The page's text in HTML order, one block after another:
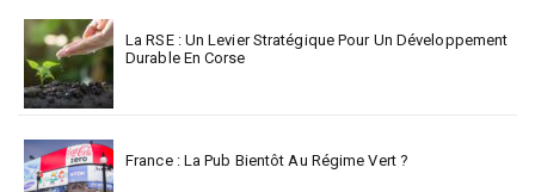
La RSE : Un Levier Stratégique Pour Un Développement
Durable En Corse
France : La Pub Bientôt Au Régime Vert ?